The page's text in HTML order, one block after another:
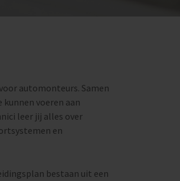
automonteurs. Samen
voeren aan
leer jij alles over
en
bestaan uit een